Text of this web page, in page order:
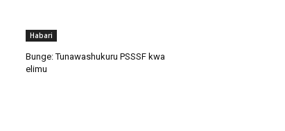
Habari
Bunge: Tunawashukuru PSSSF kwa
elimu